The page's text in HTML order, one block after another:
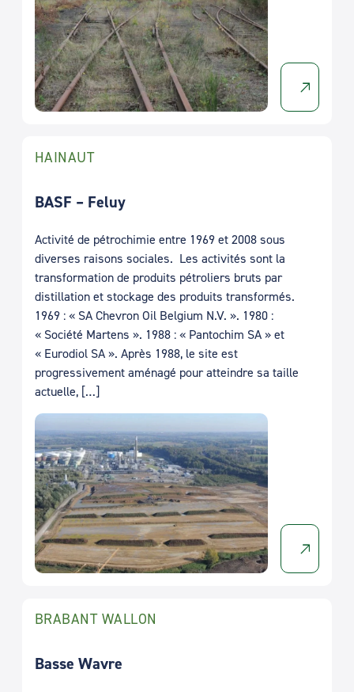
HAINAUT
BASF – Feluy
Activité de pétrochimie entre 1969 et 2008 sous
diverses raisons sociales. Les activités sont la
transformation de produits pétroliers bruts par
distillation et stockage des produits transformés.
1969 : « SA Chevron Oil Belgium N.V. ». 1980 :
« Société Martens ». 1988 : « Pantochim SA » et
« Eurodiol SA ». Après 1988, le site est
progressivement aménagé pour atteindre sa taille
actuelle, […]
BRABANT WALLON
Basse Wavre